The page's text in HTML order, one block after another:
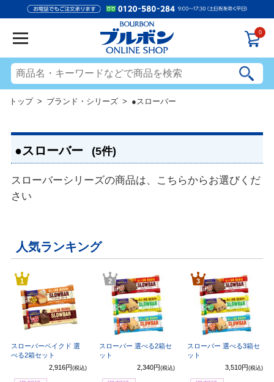
0
トップ> ブランド・シリーズ > ●スローバー
●スローバー (5件)
スローバーシリーズの商品は、こちらからお選びくだ
さい
人気ランキング
1
スローバーベイクド 選
べる2箱セット
2,916円 (税込)
2
スローバー 選べる2箱セ
ット
2,340円 (税込)
3
スローバー 選べる3箱セ
ット
3,510円(税込)